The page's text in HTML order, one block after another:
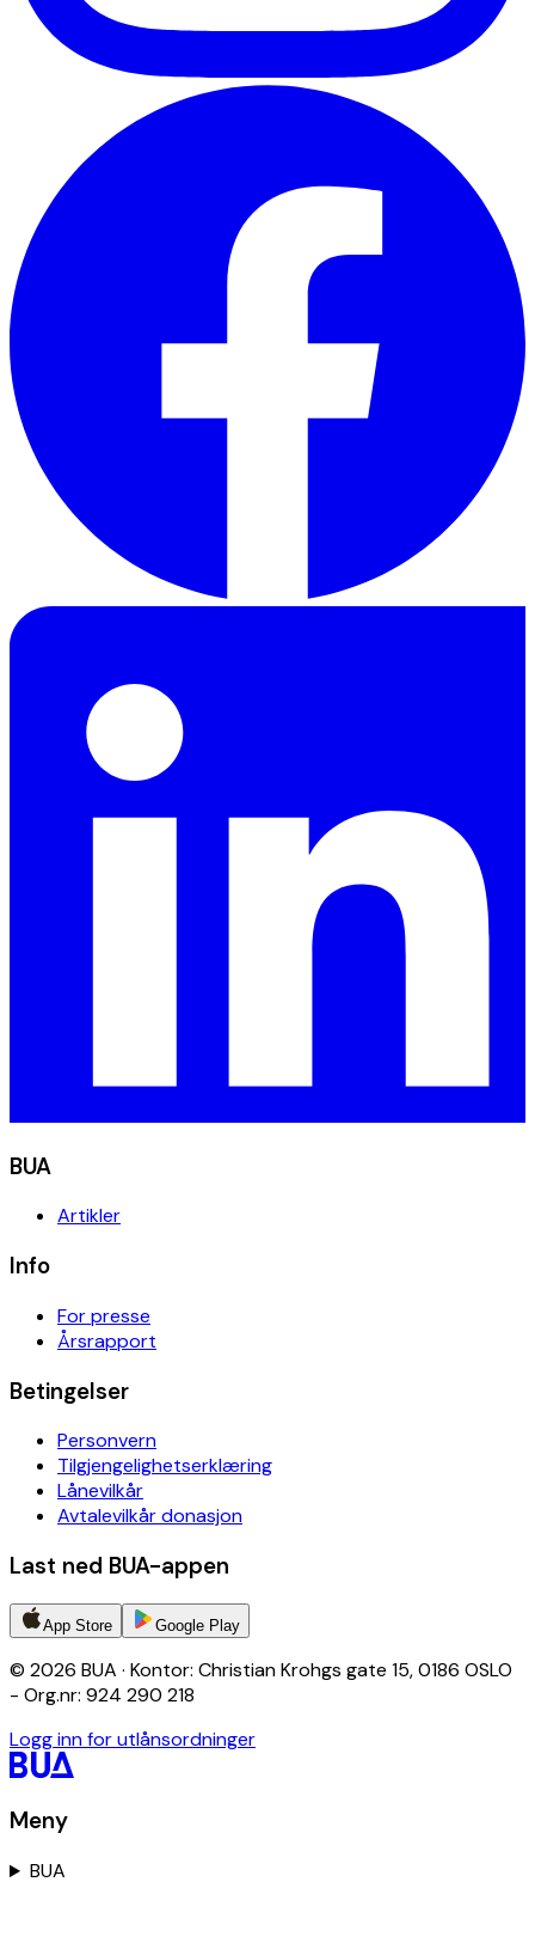
BUA
Artikler
Info
For presse
Årsrapport
Betingelser
Personvern
Tilgjengelighetserklæring
Lånevilkår
Avtalevilkår donasjon
Last ned BUA-appen
App Store Google Play
© 2026 BUA · Kontor: Christian Krohgs gate 15, 0186 OSLO
- Org.nr: 924 290 218
Logg inn for utlånsordninger
Meny
BUA